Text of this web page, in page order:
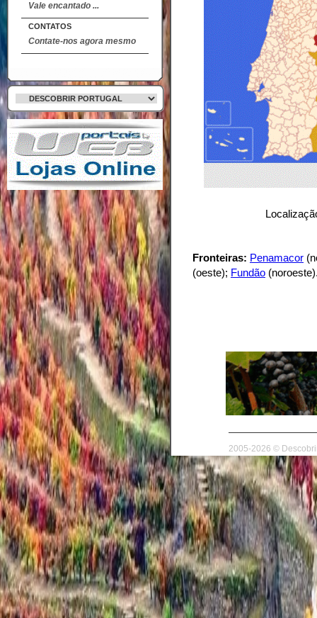
Vale encantado ...
CONTATOS
Contate-nos agora mesmo
Fronteiras: Penamacor
(oeste); Fundão
2005-2026 ©